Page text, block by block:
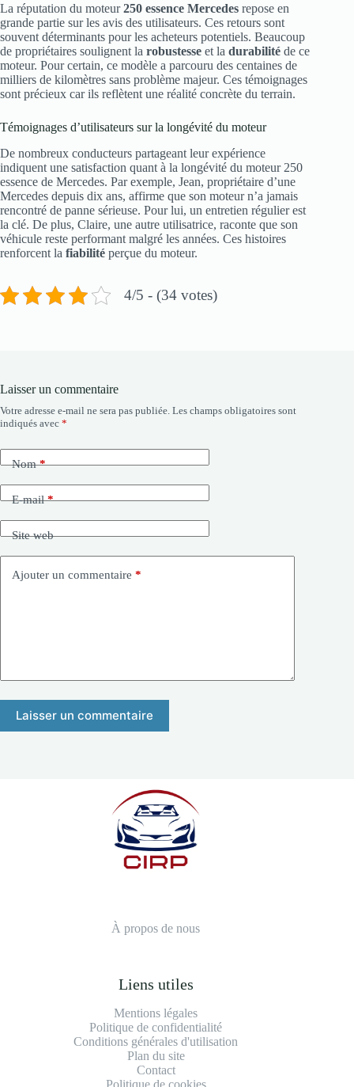
La réputation du moteur250 essence Mercedes repose en
grande partie sur les avis des utilisateurs. Ces retours sont
souvent déterminants pour les acheteurs potentiels. Beaucoup
de propriétaires soulignent la robustesse et la durabilité de ce
moteur. Pour certain, ce modèle a parcouru des centaines de
milliers de kilomètres sans problème majeur. Ces témoignages
sont précieux car ils reflètent une réalité concrète du terrain.
Témoignages d’utilisateurs sur la longévité du moteur
De nombreux conducteurs partageant leur expérience
indiquent une satisfaction quant à la longévité du moteur 250
essence de Mercedes. Par exemple, Jean, propriétaire d’une
Mercedes depuis dix ans, affirme que son moteur n’a jamais
rencontré de panne sérieuse. Pour lui, un entretien régulier est
la clé. De plus, Claire, une autre utilisatrice, raconte que son
véhicule reste performant malgré les années. Ces histoires
renforcent la fiabilité perçue du moteur.
4/5 - (34 votes)
Laisser un commentaire
Votre adresse e-mail ne sera pas publiée. Les champs obligatoires sont
indiqués avec *
Nom*
E-mail*
Site web
Ajouter un commentaire *
Laisser un commentaire
À propos de nous
Liens utiles
Mentions légales
Politique de confidentialité
Conditions générales d'utilisation
Plan du site
Contact
Politique de cookies